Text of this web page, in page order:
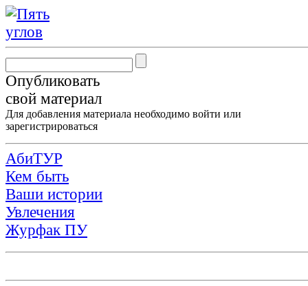
Опубликовать
свой материал
Для добавления материала необходимо войти или
зарегистрироваться
АбиТУР
Кем быть
Ваши истории
Увлечения
Журфак ПУ